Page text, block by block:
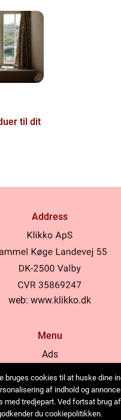
til dit
Address
web: www.klikko.dk
Menu
Ads
Cookies
Contact
bruges cookies til at huske dine
af indhold og
med tredjepart. Ved fortsat brug
du cookiepolitikken.